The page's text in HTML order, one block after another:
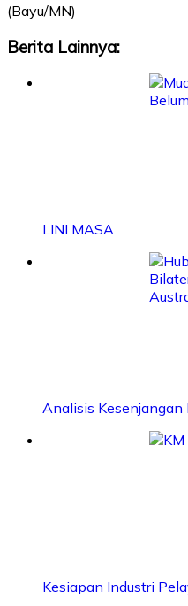
(Bayu/MN)
Berita Lainnya:
LINI MASA
Analisis Kesenjangan
Kesiapan Industri